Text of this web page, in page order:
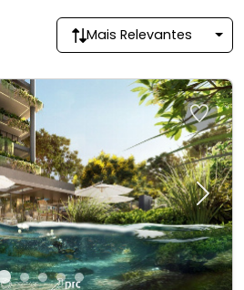
Mais Relevantes
Next